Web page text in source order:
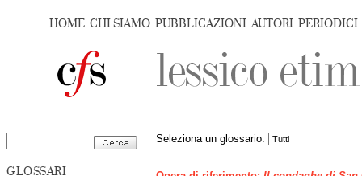
HOME CHI SIAMO PUBBLICAZIONI AUTORI PERIODICI
GLOSSARI
Seleziona un glossario: